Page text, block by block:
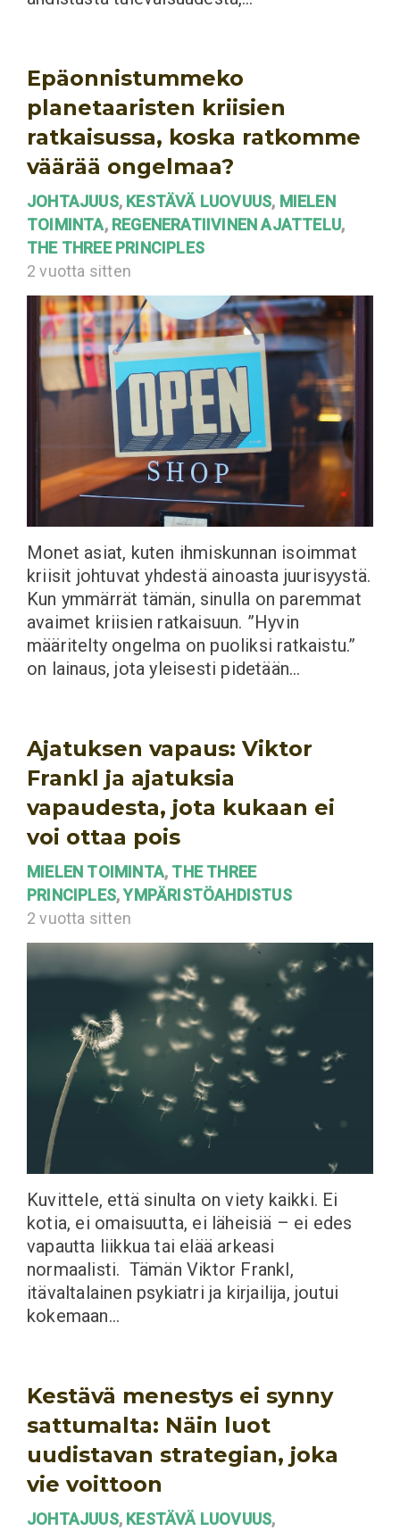
Epäonnistummeko
planetaaristen kriisien
ratkaisussa, koska ratkomme
väärää ongelmaa?
JOHTAJUUS, KESTÄVÄ LUOVUUS, MIELEN
TOIMINTA, REGENERATIIVINEN AJATTELU,
THE THREE PRINCIPLES
2 vuotta sitten
Monet asiat, kuten ihmiskunnan isoimmat
kriisit johtuvat yhdestä ainoasta juurisyystä.
Kun ymmärrät tämän, sinulla on paremmat
avaimet kriisien ratkaisuun. ”Hyvin
määritelty ongelma on puoliksi ratkaistu.”
on lainaus, jota yleisesti pidetään…
Ajatuksen vapaus: Viktor
Frankl ja ajatuksia
vapaudesta, jota kukaan ei
voi ottaa pois
MIELEN TOIMINTA, THE THREE
PRINCIPLES,YMPÄRISTÖAHDISTUS
2 vuotta sitten
Kuvittele, että sinulta on viety kaikki. Ei
kotia, ei omaisuutta, ei läheisiä – ei edes
vapautta liikkua tai elää arkeasi
normaalisti. Tämän Viktor Frankl,
itävaltalainen psykiatri ja kirjailija, joutui
kokemaan…
Kestävä menestys ei synny
sattumalta: Näin luot
uudistavan strategian, joka
vie voittoon
JOHTAJUUS, KESTÄVÄ LUOVUUS,